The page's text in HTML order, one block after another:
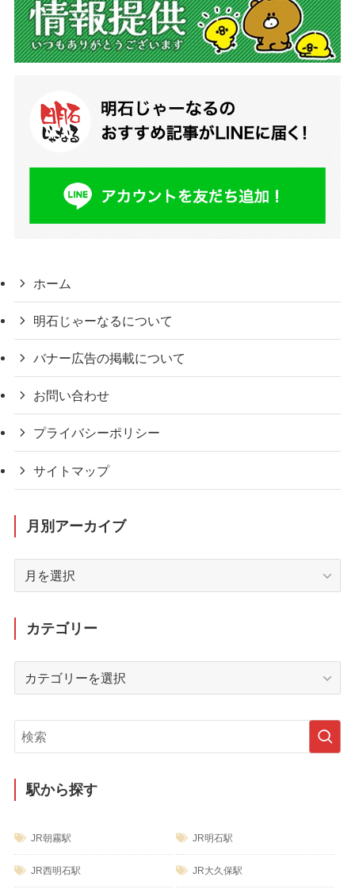
ホーム
明石じゃーなるについて
バナー広告の掲載について
お問い合わせ
プライバシーポリシー
サイトマップ
月別アーカイブ
イ
ブ
カテゴリー
リ
ー
駅から探す
JR朝霧駅 JR明石駅
JR西明石駅 JR大久保駅